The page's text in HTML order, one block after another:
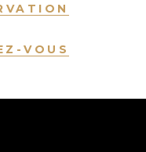
VOUS